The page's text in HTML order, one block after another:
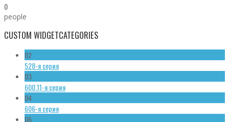
0
people
CUSTOM WIDGETCATEGORIES
02
528-я серия
03
600.11-я серия
04
606-я серия
06